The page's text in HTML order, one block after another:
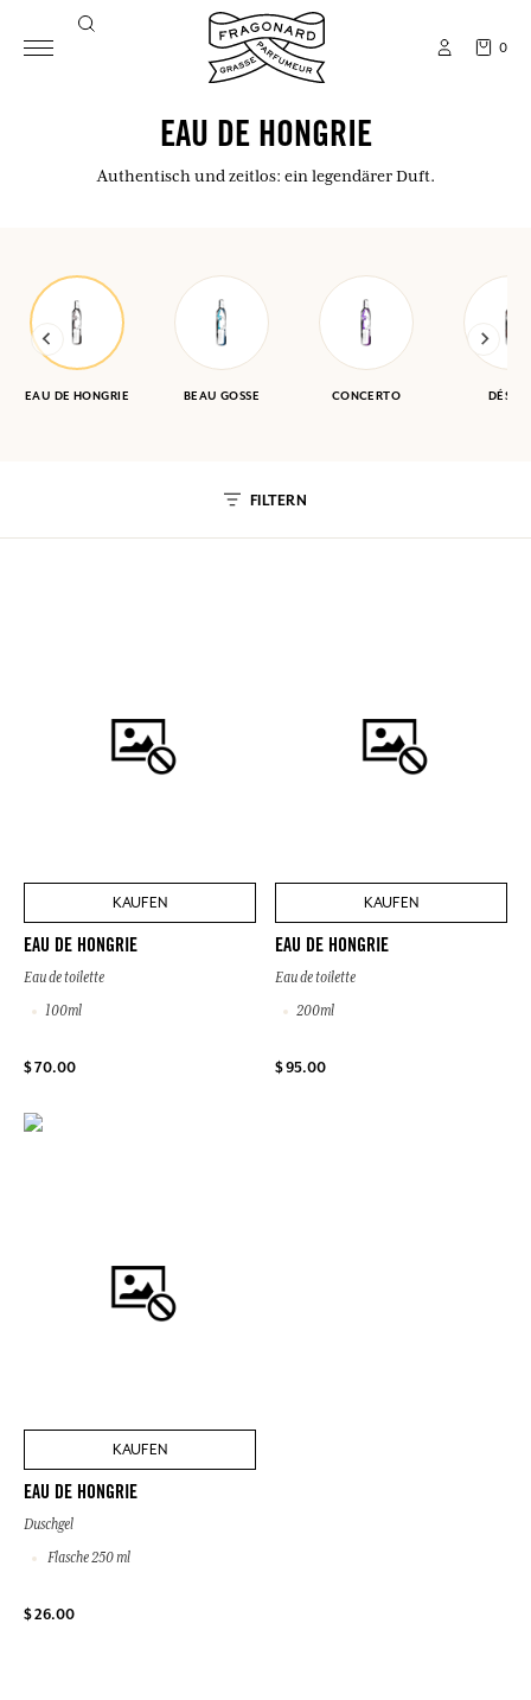
0
EAU DE HONGRIE
Authentisch und zeitlos: ein legendärer Duft.
EAU DE HONGRIE BEAU GOSSE CONCERTO
FILTERN
KAUFEN
EAU DE HONGRIE
Eau de toilette
100ml
$ 70.00
KAUFEN
EAU DE HONGRIE
Eau de toilette
200ml
$ 95.00
KAUFEN
EAU DE HONGRIE
Duschgel
Flasche 250 ml
$ 26.00